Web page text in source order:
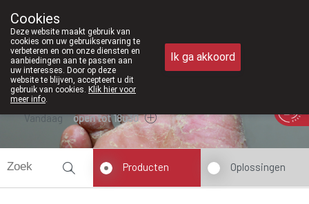
011/610300
Vandaag open tot 18u30
Producten Oplossingen
Cookies
Deze website maakt gebruik van
cookies om uw gebruikservaring te
verbeteren en om onze diensten en
aanbiedingen aan te passen aan
uw interesses. Door op deze
website te blijven, accepteert u dit
gebruik van cookies. Klik hier voor
meer info.
Ik ga akkoord